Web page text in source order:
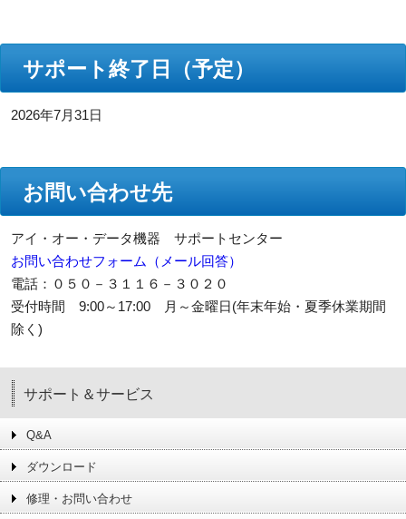
サポート終了日（予定）
2026年7月31日
お問い合わせ先
アイ・オー・データ機器 サポートセンター
お問い合わせフォーム（メール回答）
電話：０５０－３１１６－３０２０
受付時間 9:00～17:00 月～金曜日(年末年始・夏季休業期間
除く)
サポート＆サービス
Q&A
ダウンロード
修理・お問い合わせ